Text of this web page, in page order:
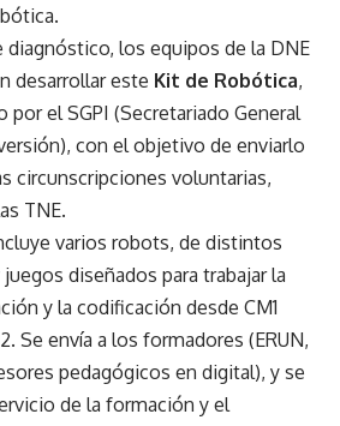
diagnóstico, los equipos de la DNE
desarrollar este Kit de Robótica,
por el SGPI (Secretariado General
con el objetivo de enviarlo
circunscripciones voluntarias,
TNE.
varios robots, de distintos
diseñados para trabajar la
y la codificación desde CM1
Se envía a los formadores (ERUN,
pedagógicos en digital), y se
de la formación y el